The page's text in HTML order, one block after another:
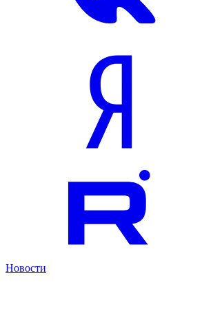
Новости